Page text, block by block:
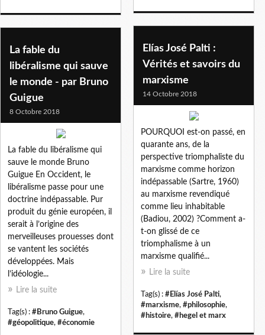
Elías José Palti :
Vérités et savoirs du
marxisme
14 Octobre 2018
POURQUOI est-on passé, en
quarante ans, de la
perspective triomphaliste du
marxisme comme horizon
indépassable (Sartre, 1960)
au marxisme revendiqué
comme lieu inhabitable
(Badiou, 2002) ?Comment a-
t-on glissé de ce
triomphalisme à un
marxisme qualifié...
Lire la suite
Tag(s) : #Elías José Palti,
#marxisme, #philosophie,
#histoire, #hegel et marx
La fable du
libéralisme qui sauve
le monde - par Bruno
Guigue
8 Octobre 2018
La fable du libéralisme qui
sauve le monde Bruno
Guigue En Occident, le
libéralisme passe pour une
doctrine indépassable. Pur
produit du génie européen, il
serait à l’origine des
merveilleuses prouesses dont
se vantent les sociétés
développées. Mais
l’idéologie...
Lire la suite
Tag(s) : #Bruno Guigue,
#géopolitique, #économie